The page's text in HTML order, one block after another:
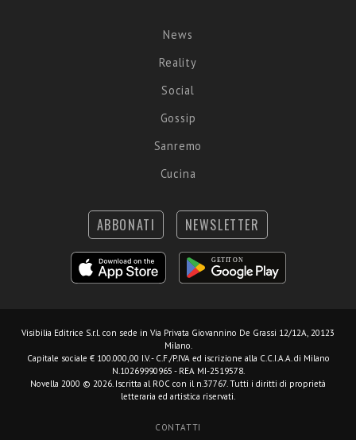
News
Reality
Social
Gossip
Sanremo
Cucina
ABBONATI NEWSLETTER
Visibilia Editrice S.r.l. con sede in Via Privata Giovannino De Grassi 12/12A, 20123
Milano.
Capitale sociale € 100.000,00 I.V. - C.F./P.IVA ed iscrizione alla C.C.I.A.A. di Milano
N.10269990965 - REA MI-2519578.
Novella 2000 © 2026. Iscritta al ROC con il n.37767. Tutti i diritti di proprietà
letteraria ed artistica riservati.
CONTATTI